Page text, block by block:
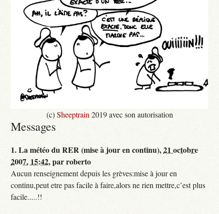
(c)Sheeptrain 2019 avec son autorisation
Messages
1.La météo du RER (mise à jour en continu),21 octobre
2007, 15:42,parroberto
Aucun renseignement depuis les grèves:mise à jour en
continu,peut etre pas facile à faire,alors ne rien mettre,c’est plus
facile.....!!